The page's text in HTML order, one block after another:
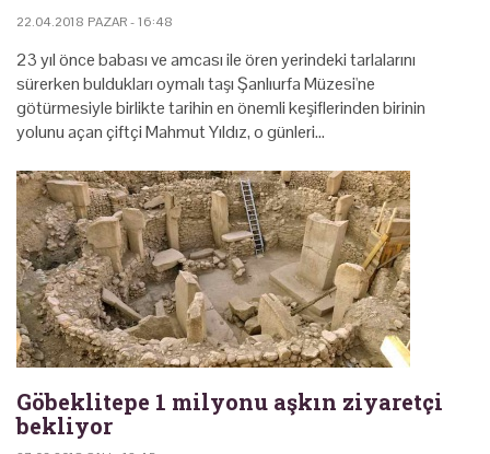
22.04.2018 PAZAR - 16:48
23 yıl önce babası ve amcası ile ören yerindeki tarlalarını
sürerken buldukları oymalı taşı Şanlıurfa Müzesi'ne
götürmesiyle birlikte tarihin en önemli keşiflerinden birinin
yolunu açan çiftçi Mahmut Yıldız, o günleri…
Göbeklitepe 1 milyonu aşkın ziyaretçi
bekliyor